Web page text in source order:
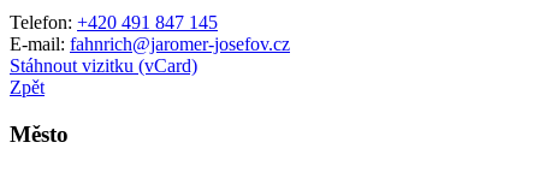
Telefon: +420 491 847 145
E-mail: fahnrich@jaromer-josefov.cz
Stáhnout vizitku (vCard)
Zpět
Město